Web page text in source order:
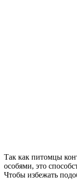
Так как питомцы
особями, это
Чтобы избежать